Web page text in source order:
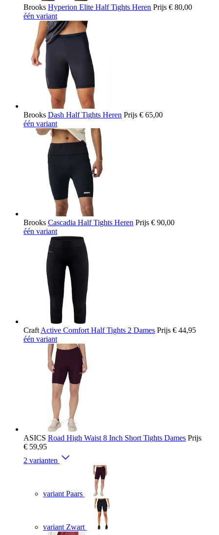
Brooks Hyperion Elite Half Tights Heren Prijs € 80,00
één variant
Brooks Dash Half Tights Heren Prijs € 65,00
één variant
Brooks Cascadia Half Tights Heren Prijs € 90,00
één variant
Craft Active Comfort Half Tights 2 Dames Prijs € 44,95
één variant
ASICS Road High Waist 8 Inch Short Tights Dames Prijs
€ 59,95
2 varianten
variant Paars
variant Zwart